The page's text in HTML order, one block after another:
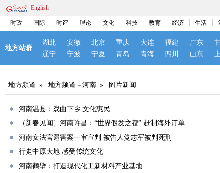
English
时政 国际 时评 理论 文化 科技 教育 经济 生活
地方站群
湖北 安徽 北京 重庆 大连 福建 广东
辽宁
宁波 宁夏 青岛 青海 四川 山东
地方频道 » 地方频道－河南 » 图片新闻
河南温县：戏曲下乡 文化惠民
（新春见闻）河南许昌：“世界假发之都” 赶制海外订单
河南女法官遇害案一审宣判 被告人党志军被判死刑
行走中原大地 感受传统文化
河南鹤壁：打造现代化工新材料产业基地